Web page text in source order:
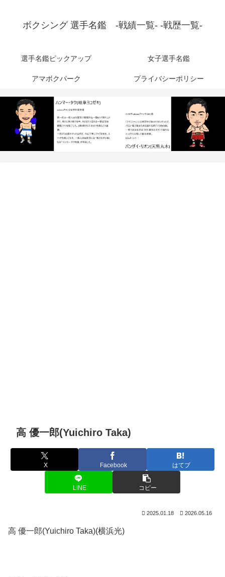
ボクシング 選手名鑑 -戦績一覧- -戦歴一覧-
選手名鑑ピックアップ 女子選手名鑑
アマボクパーク プライバシーポリシー
高 優一郎(Yuichiro Taka)
X Facebook はてブ
LINE コピー
2025.01.18 2026.05.16
高 優一郎(Yuichiro Taka)(横浜光)